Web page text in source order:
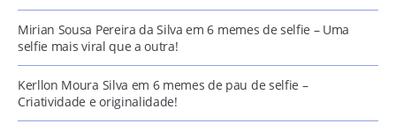
Mirian Sousa Pereira da Silva em6 memes de selfie – Uma
selfie mais viral que a outra!
Kerllon Moura Silva em 6 memes de pau de selfie –
Criatividade e originalidade!